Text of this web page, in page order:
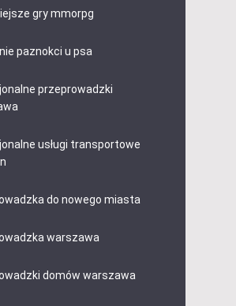
gry mmorpg
paznokci u psa
przeprowadzki
usługi transportowe
do nowego miasta
warszawa
domów warszawa